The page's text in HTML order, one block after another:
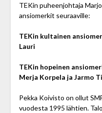
TEKin puheenjohtaja
ansiomerkit seuraaville:
TEKin kultainen
Lauri
TEKin hopeinen
Merja Korpela ja Jarmo
Pekka Koivisto on ollut
vuodesta 1995 lähtien.